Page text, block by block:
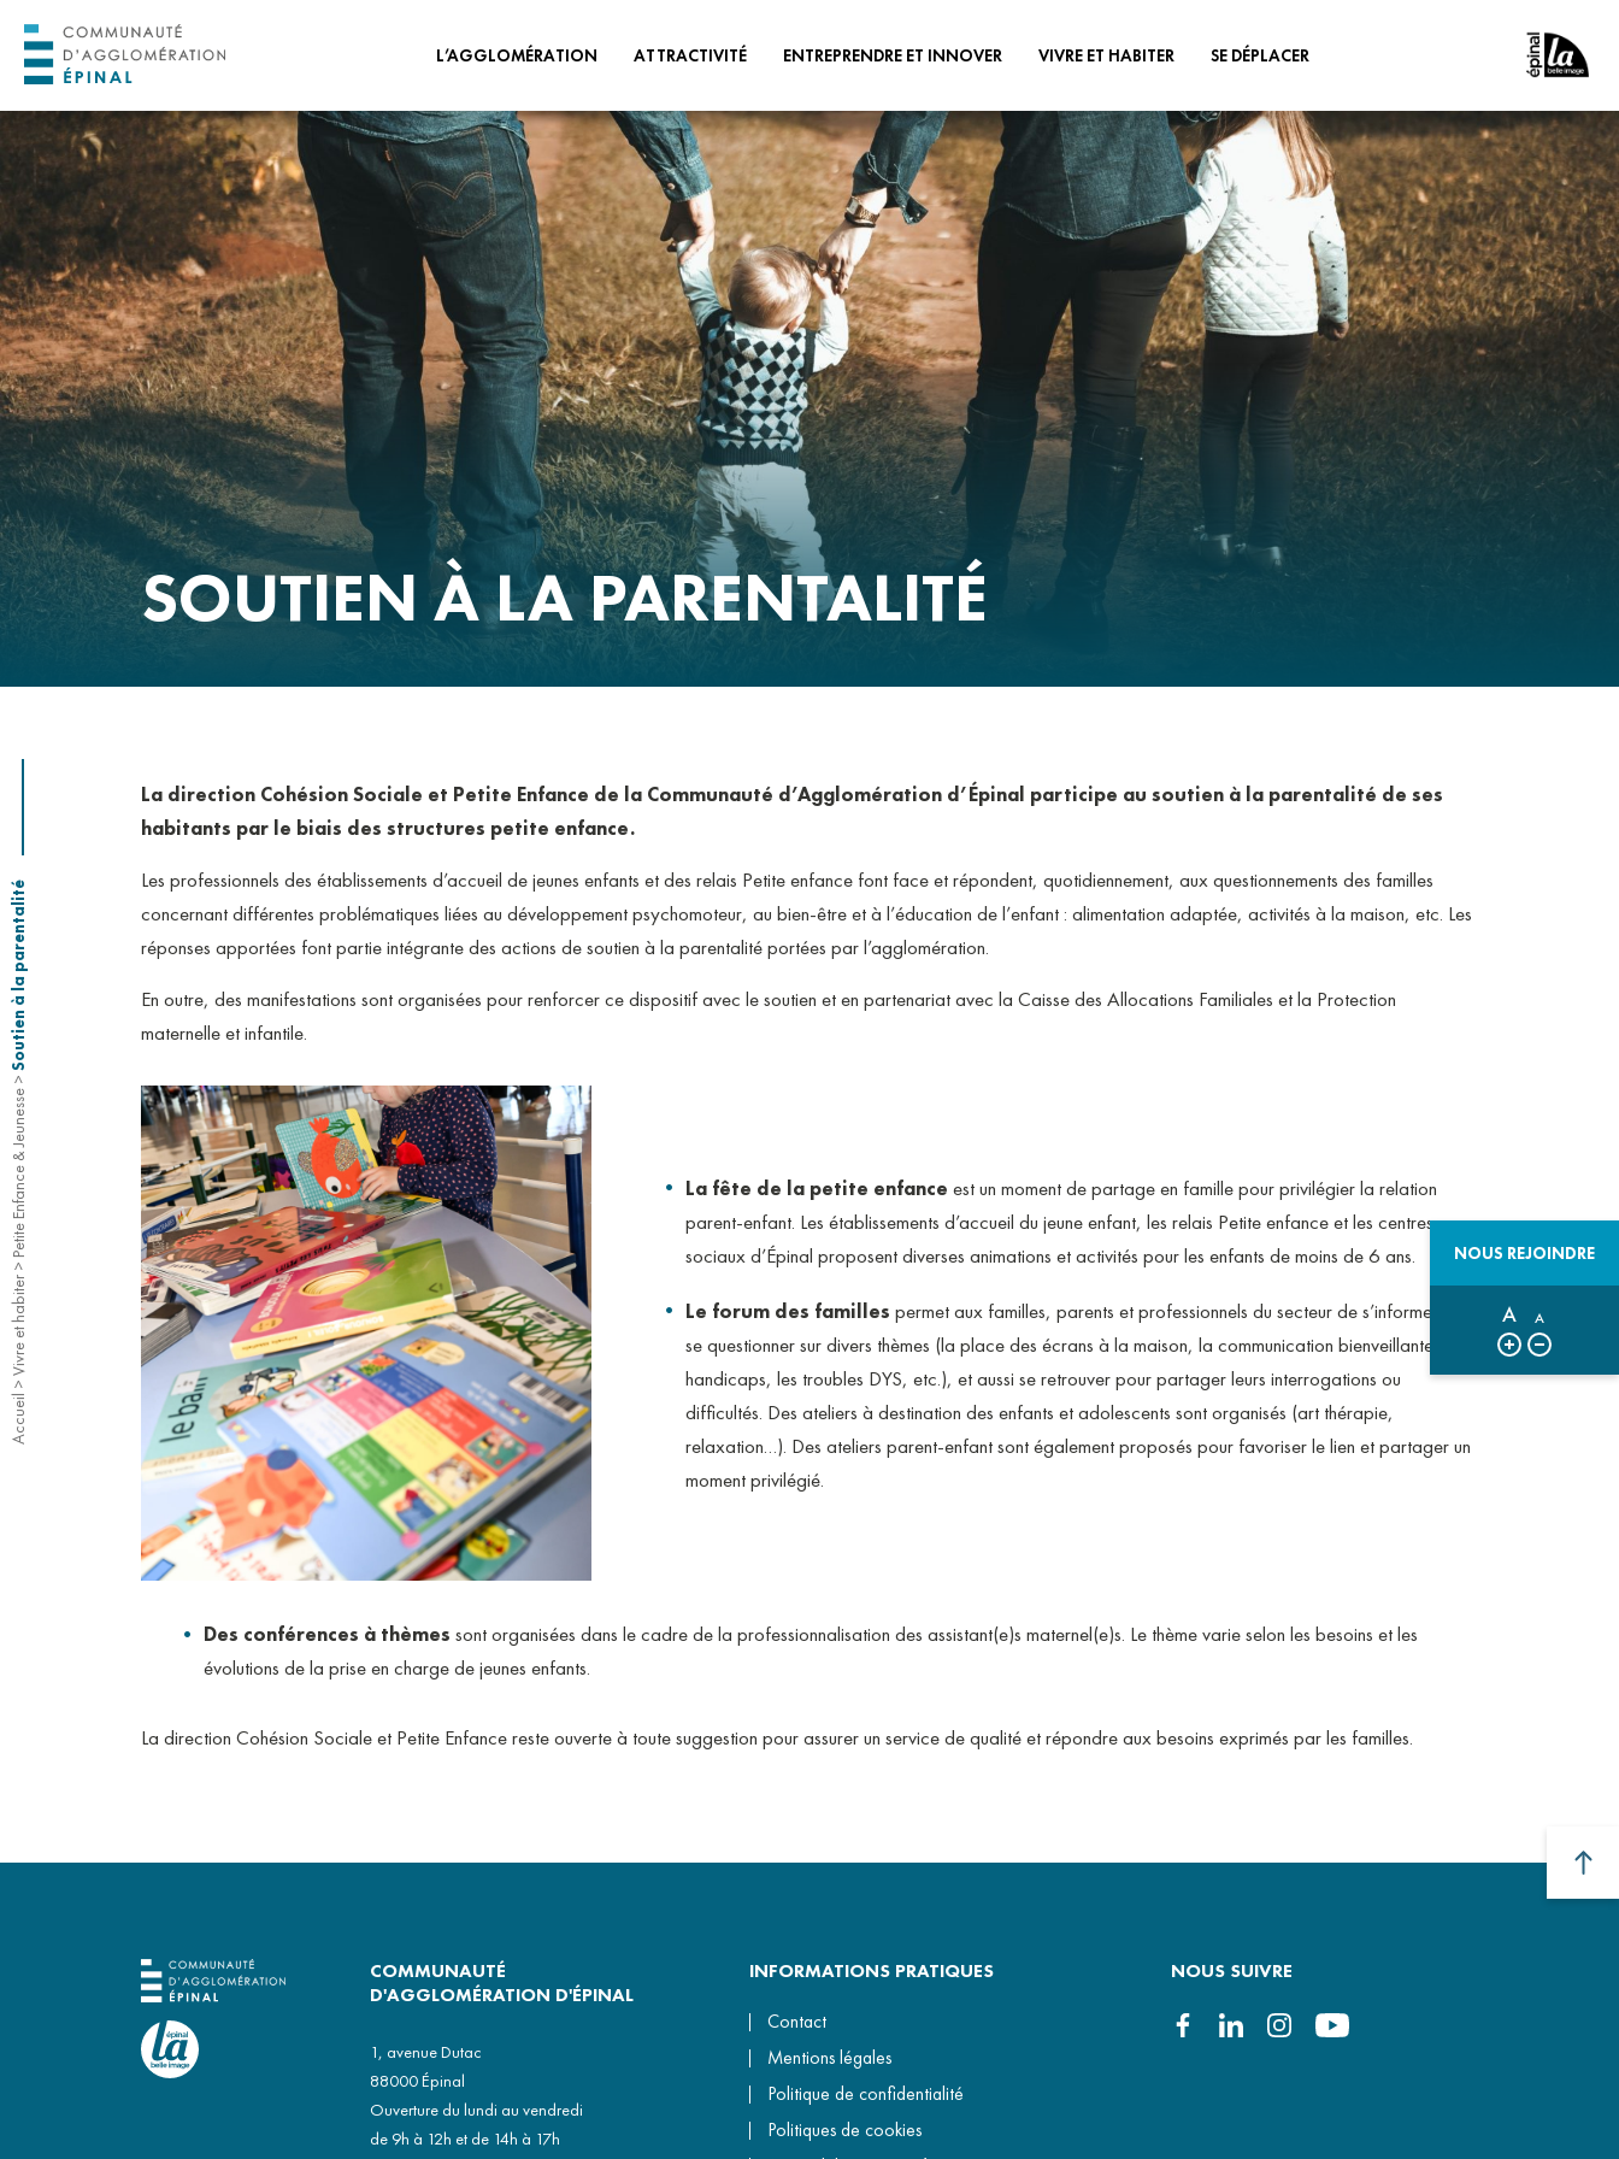
L’AGGLOMÉRATION
ORGANISATION POLITIQUE
ORGANISATION
ADMINISTRATIVE
PROJET DE TERRITOIRE
HORIZON 2030
TRANSITION ÉCOLOGIQUE ET
ÉNERGÉTIQUE
CONSEIL DE DÉVELOPPEMENT
CONSEIL DES JEUNES DE
L’AGGLOMÉRATION
NOS OFFRES D’EMPLOI &
STAGES
OÙ NOUS TROUVER ?
ATTRACTIVITÉ
ATOUTS DU TERRITOIRE
TOURISME
CULTURE
ÉCONOMIE
ÉQUIPEMENTS SPORTIFS ET DE
LOISIRS
PATRIMOINE ET ESPACES DE
NATURE
VOTRE AGENDA
ENTREPRENDRE ET INNOVER
TERRITOIRE INNOVANT
STRUCTURES
D’ACCOMPAGNEMENT
AIDES ÉCONOMIQUES
APPELS À PROJETS
ÉCONOMIES CIRCULAIRE,
SOCIALE ET SOLIDAIRE
VIVRE ET HABITER
PASS COMMUNAUTAIRE
PETITE ENFANCE & JEUNESSE
HABITAT
REQUALIFICATION DES CŒURS
DE VILLES & VILLAGES
EAU & ASSAINISSEMENT
GEMAPI
TRÈS HAUT DÉBIT
COHÉSION SOCIALE
AIRES D’ACCUEIL DES CITOYENS
DÉCHETS
SE DÉPLACER
INSCRIPTION AUX
TRANSPORTS SCOLAIRES
S’INFORMER - TARIFS
TRANSPORTS
VÉLO
AUTOPARTAGE
ACCOMPAGNEMENT DES
ENTREPRISES
NOUS REJOINDRE
A A
SOUTIEN À LA PARENTALITÉ
Accueil
>
Vivre et habiter
>
Petite Enfance & Jeunesse
>
Soutien à la parentalité
La direction Cohésion Sociale et Petite Enfance de la Communauté d’Agglomération d’Épinal participe au soutien à la parentalité de ses
habitants par le biais des structures petite enfance.
Les professionnels des établissements d’accueil de jeunes enfants et des relais Petite enfance font face et répondent, quotidiennement, aux questionnements des familles
concernant différentes problématiques liées au développement psychomoteur, au bien-être et à l’éducation de l’enfant : alimentation adaptée, activités à la maison, etc. Les
réponses apportées font partie intégrante des actions de soutien à la parentalité portées par l’agglomération.
En outre, des manifestations sont organisées pour renforcer ce dispositif avec le soutien et en partenariat avec la Caisse des Allocations Familiales et la Protection
maternelle et infantile.
La fête de la petite enfance est un moment de partage en famille pour privilégier la relation
parent-enfant. Les établissements d’accueil du jeune enfant, les relais Petite enfance et les centres
sociaux d’Épinal proposent diverses animations et activités pour les enfants de moins de 6 ans.
Le forum des familles permet aux familles, parents et professionnels du secteur de s’informer, de
se questionner sur divers thèmes (la place des écrans à la maison, la communication bienveillante, les
handicaps, les troubles DYS, etc.), et aussi se retrouver pour partager leurs interrogations ou
difficultés. Des ateliers à destination des enfants et adolescents sont organisés (art thérapie,
relaxation…). Des ateliers parent-enfant sont également proposés pour favoriser le lien et partager un
moment privilégié.
Des conférences à thèmes sont organisées dans le cadre de la professionnalisation des assistant(e)s maternel(e)s. Le thème varie selon les besoins et les
évolutions de la prise en charge de jeunes enfants.
La direction Cohésion Sociale et Petite Enfance reste ouverte à toute suggestion pour assurer un service de qualité et répondre aux besoins exprimés par les familles.
COMMUNAUTÉ
D'AGGLOMÉRATION D'ÉPINAL
1, avenue Dutac
88000 Épinal
Ouverture du lundi au vendredi
de 9h à 12h et de 14h à 17h
INFORMATIONS PRATIQUES
Contact
Mentions légales
Politique de confidentialité
Politiques de cookies
NOUS SUIVRE